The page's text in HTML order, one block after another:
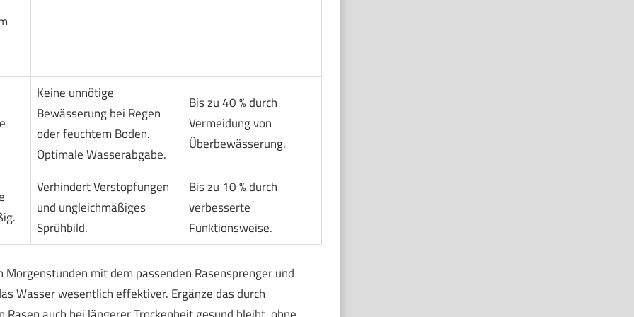
Keine unnötige
Bewässerung bei Regen
oder feuchtem Boden.
Optimale Wasserabgabe.
Bis zu 40 % durch
Vermeidung von
Überbewässerung.
Verhindert Verstopfungen
und ungleichmäßiges
Sprühbild.
Bis zu 10 % durch
verbesserte
Funktionsweise.
mit dem passenden Rasensprenger und
Wasser wesentlich effektiver. Ergänze das durch